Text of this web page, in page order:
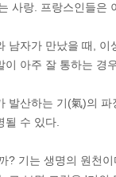
사랑. 프랑스인들은
남자가 만났을 때,
이 아주 잘 통하는 경
발산하는 기(氣)의
될 수 있다.
? 기는 생명의 원천이